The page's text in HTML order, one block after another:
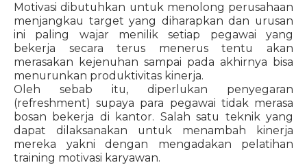
Motivasi dibutuhkan untuk menolong perusahaan
menjangkau target yang diharapkan dan urusan
ini paling wajar menilik setiap pegawai yang
bekerja secara terus menerus tentu akan
merasakan kejenuhan sampai pada akhirnya bisa
menurunkan produktivitas kinerja.
Oleh sebab itu, diperlukan penyegaran
(refreshment) supaya para pegawai tidak merasa
bosan bekerja di kantor. Salah satu teknik yang
dapat dilaksanakan untuk menambah kinerja
mereka yakni dengan mengadakan pelatihan
training motivasi karyawan.